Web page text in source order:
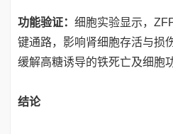
功能验证： 细胞实验显示，
键通路，影响肾细胞存活与损
缓解高糖诱导的铁死亡及细胞
结论